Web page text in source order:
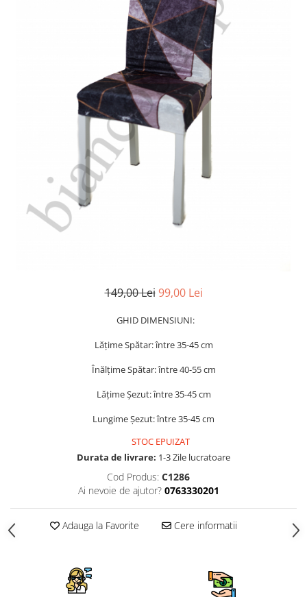
Lenjerii Pat Imprimeu 5D cu Elastic
Cearceaf cu Elastic pat 1 Persoana
Cearceaf cu Elastic pat 2 Persoane
Lenjerii Pat Inimi Brodate
Lenjerii Pat, Bumbac-Finet
Premium, 1 Persoana
Lenjerii Pat, Bumbac-Finet
Premium, 2 Persoane
Cearceaf cu Elastic
Cearceaf Normal
149,00 Lei 99,00 Lei
GHID DIMENSIUNI:
Lățime Spătar: între 35-45 cm
Înălțime Spătar: între 40-55 cm
Lățime Șezut: între 35-45 cm
Lungime Șezut: între 35-45 cm
STOC EPUIZAT
Durata de livrare: 1-3 Zile lucratoare
Cod Produs: C1286
Ai nevoie de ajutor? 0763330201
Adauga la Favorite Cere informatii